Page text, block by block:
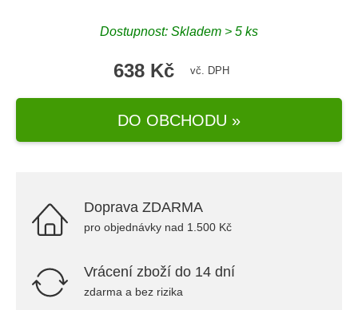
Dostupnost: Skladem > 5 ks
638 Kč vč. DPH
DO OBCHODU »
Doprava ZDARMA
pro objednávky nad 1.500 Kč
Vrácení zboží do 14 dní
zdarma a bez rizika